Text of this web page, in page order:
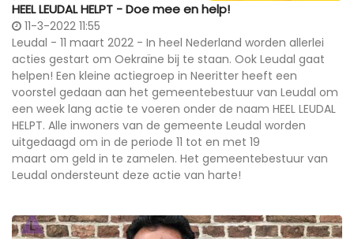
HEEL LEUDAL HELPT - Doe mee en help!
11-3-2022 11:55
Leudal - 11 maart 2022 - In heel Nederland worden allerlei
acties gestart om Oekraïne bij te staan. Ook Leudal gaat
helpen! Een kleine actiegroep in Neeritter heeft een
voorstel gedaan aan het gemeentebestuur van Leudal om
een week lang actie te voeren onder de naam HEEL LEUDAL
HELPT. Alle inwoners van de gemeente Leudal worden
uitgedaagd om in de periode 11 tot en met 19
maart om geld in te zamelen. Het gemeentebestuur van
Leudal ondersteunt deze actie van harte!